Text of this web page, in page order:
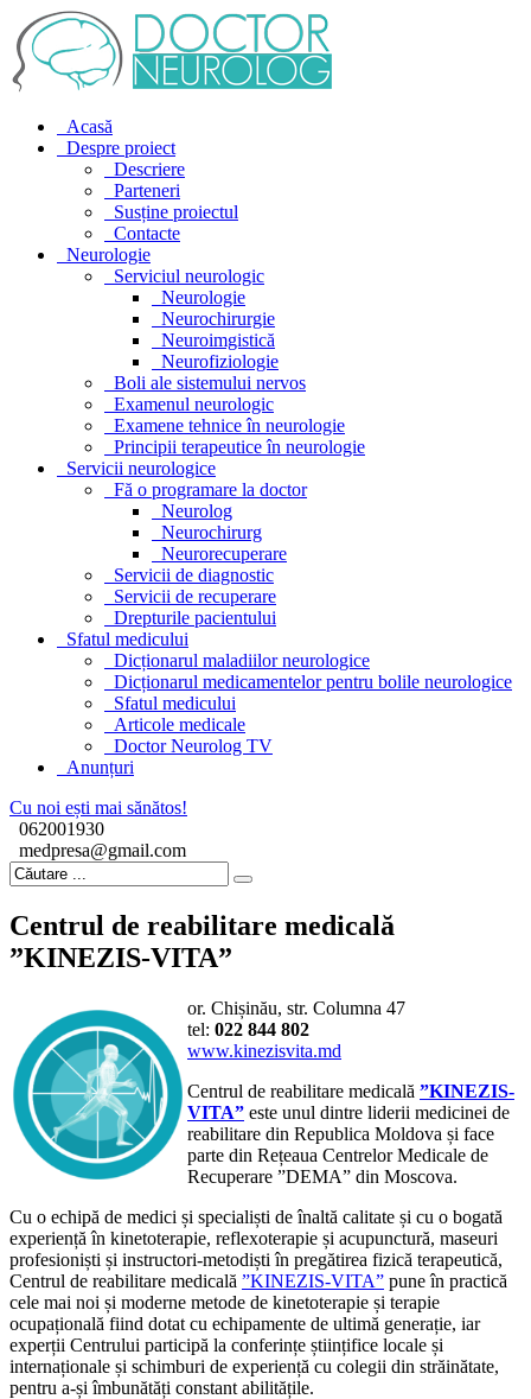
Acasă
Despre proiect
Descriere
Parteneri
Susține proiectul
Contacte
Neurologie
Serviciul neurologic
Neurologie
Neurochirurgie
Neuroimgistică
Neurofiziologie
Boli ale sistemului nervos
Examenul neurologic
Examene tehnice în neurologie
Principii terapeutice în neurologie
Servicii neurologice
Fă o programare la doctor
Neurolog
Neurochirurg
Neurorecuperare
Servicii de diagnostic
Servicii de recuperare
Drepturile pacientului
Sfatul medicului
Dicționarul maladiilor neurologice
Dicționarul medicamentelor pentru bolile neurologice
Sfatul medicului
Articole medicale
Doctor Neurolog TV
Anunțuri
Cu noi ești mai sănătos!
062001930
medpresa@gmail.com
Centrul de reabilitare medicală
”KINEZIS-VITA”
or. Chișinău, str. Columna 47
tel: 022 844 802
www.kinezisvita.md
Centrul de reabilitare medicală ”KINEZIS-
VITA” este unul dintre liderii medicinei de
reabilitare din Republica Moldova și face
parte din Rețeaua Centrelor Medicale de
Recuperare ”DEMA” din Moscova.
Cu o echipă de medici și specialiști de înaltă calitate și cu o bogată
experiență în kinetoterapie, reflexoterapie și acupunctură, maseuri
profesioniști și instructori-metodiști în pregătirea fizică terapeutică,
Centrul de reabilitare medicală ”KINEZIS-VITA” pune în practică
cele mai noi și moderne metode de kinetoterapie și terapie
ocupațională fiind dotat cu echipamente de ultimă generație, iar
experții Centrului participă la conferințe științifice locale și
internaționale și schimburi de experiență cu colegii din străinătate,
pentru a-și îmbunătăți constant abilitățile.